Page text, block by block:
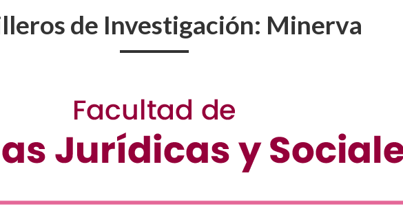
de Investigación: Minerva